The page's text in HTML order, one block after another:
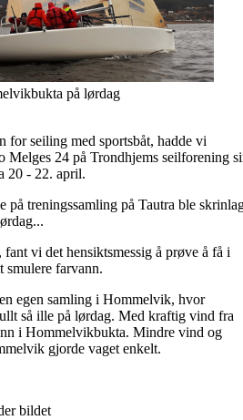
på lørdag
for seiling med sportsbåt, hadde vi
Melges 24 på Trondhjems seilforening
20 - 22. april.
på treningssamling på Tautra ble
vi det hensiktsmessig å prøve å få i
smulere farvann.
egen samling i Hommelvik, hvor
så ille på lørdag. Med kraftig vind fra
i Hommelvikbukta. Mindre vind og
gjorde vaget enkelt.
bildet